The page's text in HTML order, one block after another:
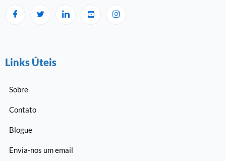
Links Úteis
Sobre
Contato
Blogue
Envia-nos um email